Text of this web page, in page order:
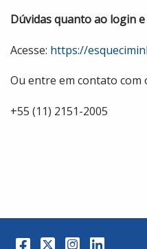
Dúvidas quanto ao login e
Acesse: https://
Ou entre em contato com
+55 (11) 2151-2005
Facebook
TwitterInstagram